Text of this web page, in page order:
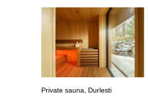
Private sauna, Durlesti